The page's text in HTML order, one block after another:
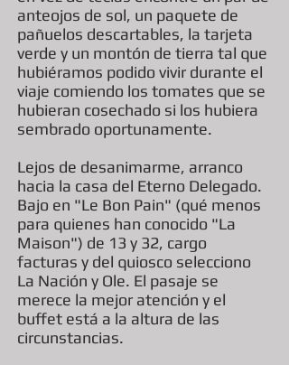
anteojos de sol, un paquete de
pañuelos descartables, la tarjeta
verde y un montón de tierra tal que
hubiéramos podido vivir durante el
viaje comiendo los tomates que se
hubieran cosechado si los hubiera
sembrado oportunamente.
Lejos de desanimarme, arranco
hacia la casa del Eterno Delegado.
Bajo en "Le Bon Pain" (qué menos
para quienes han conocido "La
Maison") de 13 y 32, cargo
facturas y del quiosco selecciono
La Nación y Ole. El pasaje se
merece la mejor atención y el
buffet está a la altura de las
circunstancias.